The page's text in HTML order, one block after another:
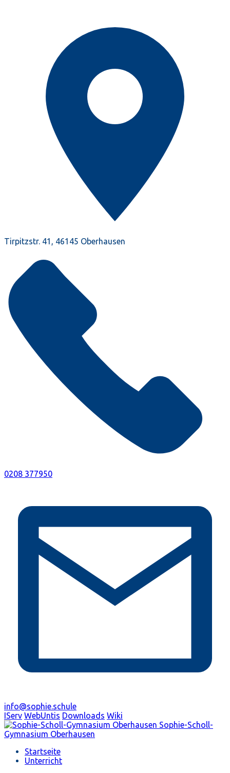
Tirpitzstr. 41, 46145 Oberhausen
0208 377950
info@sophie.schule
IServ WebUntis Downloads Wiki
Sophie-Scholl-
Gymnasium Oberhausen
Startseite
Unterricht